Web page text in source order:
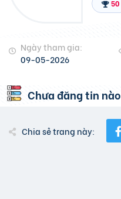
50
Ngày tham gia:
09-05-2026
Chưa đăng tin nào
Chia sẻ trang này: